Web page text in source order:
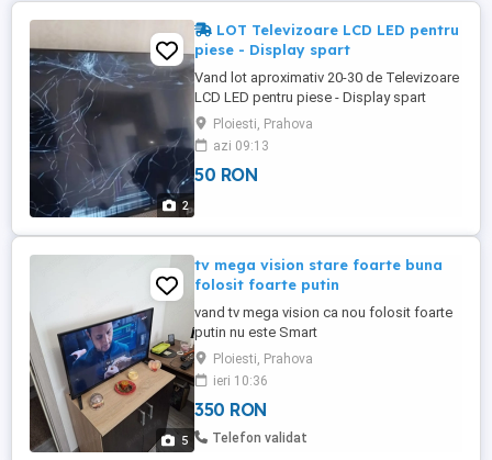
2
LOT Televizoare LCD LED pentru
piese - Display spart
Vand lot aproximativ 20-30 de Televizoare
LCD LED pentru piese - Display spart
televizoarele au displayurile sparte. Se
vand pentru piese. Majoritatea sunt
complete Pret negociabil. Mai multe detalii
la fata locului pret de la 50 lei buc in
Ploiesti, Prahova
azi 09:13
50 RON
5
tv mega vision stare foarte buna
folosit foarte putin
vand tv mega vision ca nou folosit foarte
putin nu este Smart
Ploiesti, Prahova
ieri 10:36
350 RON
Telefon validat